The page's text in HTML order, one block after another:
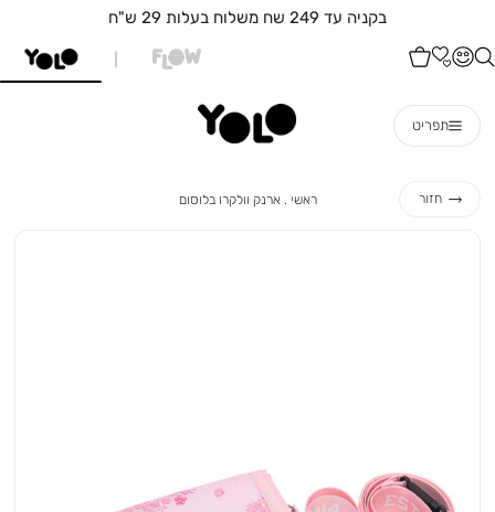
תפריט
חזור ראשי ראשי
ארנק וולקרו בלוסום